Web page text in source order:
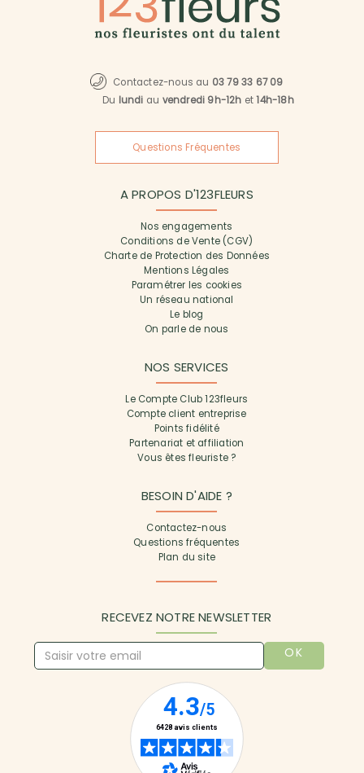
Contactez-nous au 03 79 33 67 09
Du lundi au vendredi 9h-12h et14h-18h
Questions Fréquentes
A PROPOS D'123FLEURS
Nos engagements
Conditions de Vente (CGV)
Charte de Protection des Données
Mentions Légales
Paramétrer les cookies
Un réseau national
Le blog
On parle de nous
NOS SERVICES
Le Compte Club 123fleurs
Compte client entreprise
Points fidélité
Partenariat et affiliation
Vous êtes fleuriste ?
BESOIN D'AIDE ?
Contactez-nous
Questions fréquentes
Plan du site
RECEVEZ NOTRE NEWSLETTER
OK